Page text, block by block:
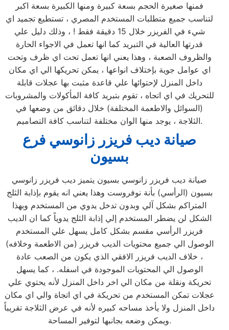
فمنها صغيرة الحجم بسعة كبيرة ومنها الكبيرة بسعة اكبر
لتناسب جميع متطلبات المستخدم المصري ، تستطيع تجميد اي
شيء في الفريزر خلال 15 دقيقة فقط ! ، وذلك دليل علي
قدرتها العالية في التبريد كما انها تعمل في الاجواء الحارة
والظروف الصعبة ، وهذا يعني انها تعمل تحت اي ظرف وتحت
اي عوامل جوية بإختلاف انواعها ، يمكن تحريكها الي اي مكان
داخل المنزل لإحتوائها علي قاعدة مثبت بها عجلات قابلة
للتحريك في اي اتجاه ، تقوم بتبريد كافة المأكولات والمشروبات
(السوائل والاطعمة المختلفة) خلال دقائق من وضعها في
الثلاجة ، يوجد منها الوان مختلفة لتناسب كافة التصاميم.
صيانة ديب فريزر زانوسي فرع
بسيون
صيانة ديب فريزر زانوسي بسيون يتميز ديب فريزر زانوسي
بسيون (الرأسي) بأنة نوفروست وهذا يعني انه يقوم بإذابة الثلج
المتراكم بشكل آلي وبدون تدخل يدوي من المستخدم وبهذا
الشكل لن يضطر المستخدم إلي إذابة الثلج يدوياً كما ان الديب
فريزر الرأسي مقسم بشكل كامل يسهل علي المستخدم
الوصول الي جميع محتويات الديب فريزر (من الاطعمة وخلافه)
، خلاف الديب فريزر الافقي الذي يكون من الصعب عادة
الوصول الي المحتويات الموجودة في اسفله. ، كما يسهل
تحريكة ونقلة من مكان الي اخر داخل المنزل لأنه يحتوي علي
عجلات تمكن المستخدم من تحريكة في اي اتجاة والي اي مكان
داخل المنزل ولا يأخذ مساحه كبيره لأنه في عرض الثلاجة تقريباً
ويمكن وضعه بجانبها لتوفير المساحة.